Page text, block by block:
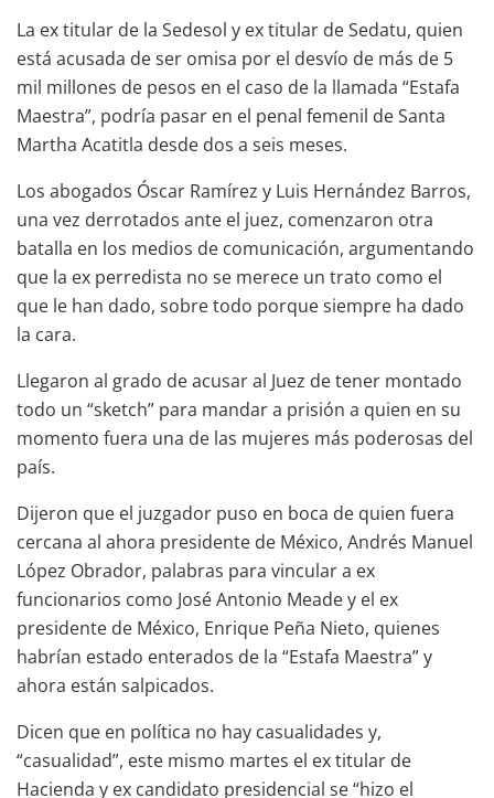
La ex titular de la Sedesol y ex titular de Sedatu, quien
está acusada de ser omisa por el desvío de más de 5
mil millones de pesos en el caso de la llamada “Estafa
Maestra”, podría pasar en el penal femenil de Santa
Martha Acatitla desde dos a seis meses.
Los abogados Óscar Ramírez y Luis Hernández Barros,
una vez derrotados ante el juez, comenzaron otra
batalla en los medios de comunicación, argumentando
que la ex perredista no se merece un trato como el
que le han dado, sobre todo porque siempre ha dado
la cara.
Llegaron al grado de acusar al Juez de tener montado
todo un “sketch” para mandar a prisión a quien en su
momento fuera una de las mujeres más poderosas del
país.
Dijeron que el juzgador puso en boca de quien fuera
cercana al ahora presidente de México, Andrés Manuel
López Obrador, palabras para vincular a ex
funcionarios como José Antonio Meade y el ex
presidente de México, Enrique Peña Nieto, quienes
habrían estado enterados de la “Estafa Maestra” y
ahora están salpicados.
Dicen que en política no hay casualidades y,
“casualidad”, este mismo martes el ex titular de
Hacienda y ex candidato presidencial se “hizo el